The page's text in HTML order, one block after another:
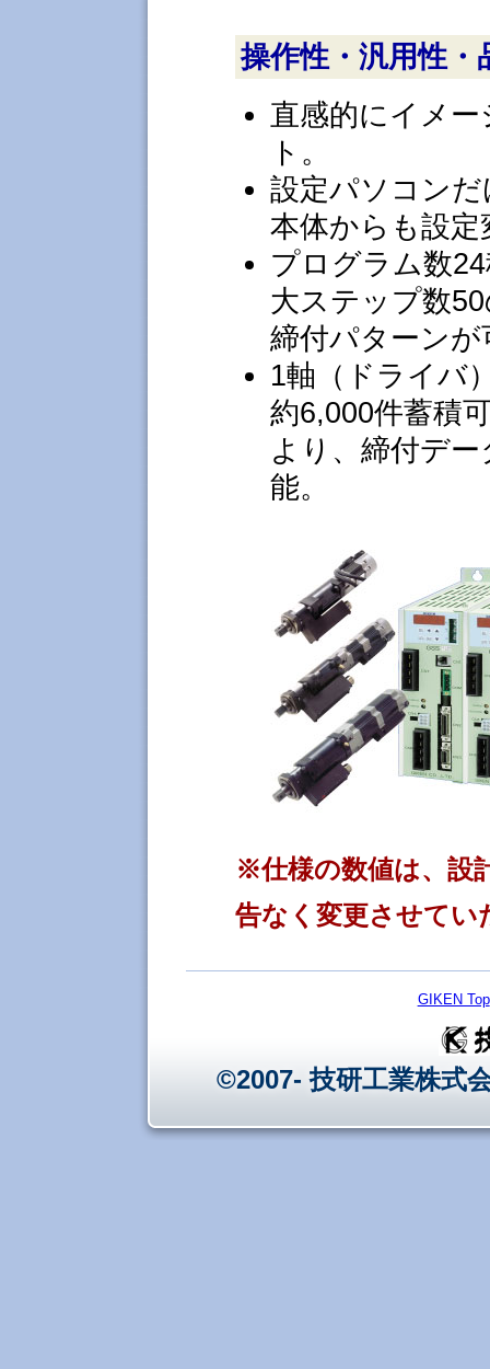
操作性・汎用性・
直感的にイメ
ト。
設定パソコン
本体からも設定
プログラム数
大ステップ数
締付パターンが
1軸（ドライバ
約6,000件蓄積
より、締付デ
能。
※仕様の数値は、設
告なく変更させてい
GIKEN Top
©2007- 技研工業株式